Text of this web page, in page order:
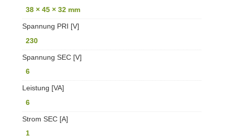
38 × 45 × 32 mm
Spannung PRI [V]
230
Spannung SEC [V]
6
Leistung [VA]
6
Strom SEC [A]
1